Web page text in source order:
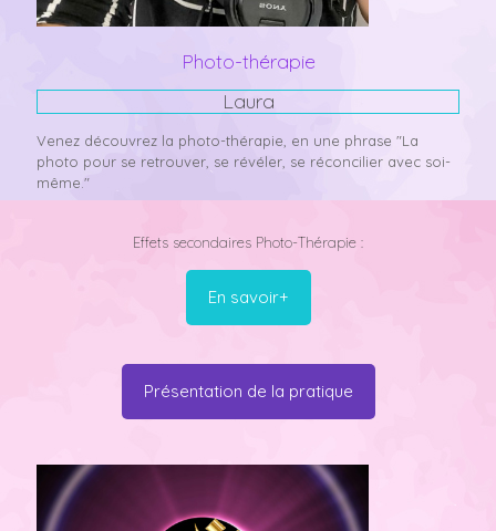
Photo-thérapie
Laura
Venez découvrez la photo-thérapie, en une phrase "La
photo pour se retrouver, se révéler, se réconcilier avec soi-
même."
Effets secondaires Photo-Thérapie :
En savoir+
Présentation de la pratique